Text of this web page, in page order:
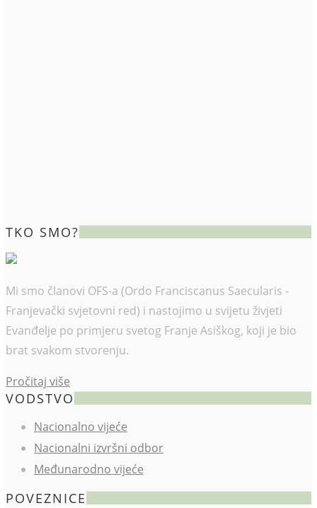
TKO SMO?
Mi smo članovi OFS-a (Ordo Franciscanus Saecularis -
Franjevački svjetovni red) i nastojimo u svijetu živjeti
Evanđelje po primjeru svetog Franje Asiškog, koji je bio
brat svakom stvorenju.
Pročitaj više
VODSTVO
Nacionalno vijeće
Nacionalni izvršni odbor
Međunarodno vijeće
POVEZNICE